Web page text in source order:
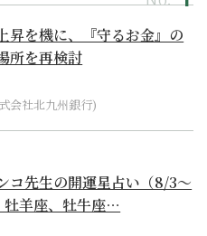
昇を機に、『守るお金』の
所を再検討
会社北九州銀行)
コ先生の開運星占い（8/3～
羊座、牡牛座…